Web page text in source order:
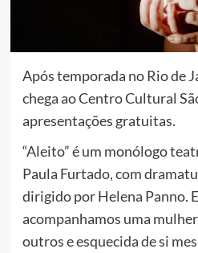
Após temporada no Rio de
chega ao Centro Cultural
apresentações gratuitas.
“Aleito” é um monólogo
Paula Furtado, com
dirigido por Helena Panno.
acompanhamos uma
outros e esquecida de si